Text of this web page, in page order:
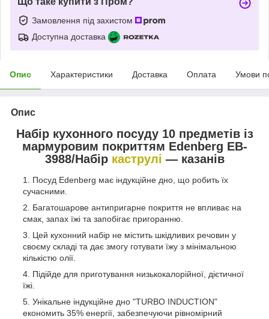
Замовлення під захистом
Доступна доставка
Опис Характеристики Доставка Оплата Умови
Опис
Набір кухонного посуду 10 предметів із
мармуровим покриттям Edenberg EB-
3988/Набір каструлі — казанів
Посуд Edenberg має індукційне дно, що робить їх
сучасними.
Багатошарове антипригарне покриття не впливає на
смак, запах їжі та запобігає пригоранню.
Цей кухонний набір не містить шкідливих речовин у
своєму складі та дає змогу готувати їжу з мінімальною
кількістю олії.
Підійде для приготування низькокалорійної, дієтичної
їжі.
Унікальне індукційне дно "TURBO INDUCTION"
економить 35% енергії, забезпечуючи рівномірний